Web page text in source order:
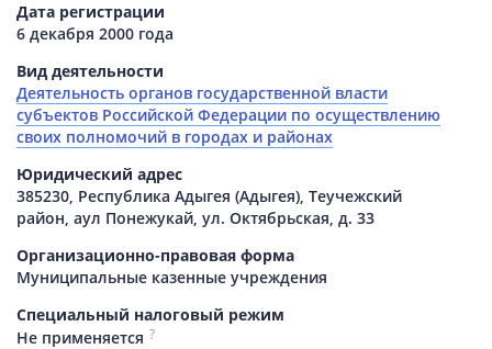
Дата регистрации
6 декабря 2000 года
Вид деятельности
Деятельность органов государственной власти
субъектов Российской Федерации по осуществлению
своих полномочий в городах и районах
Юридический адрес
385230, Республика Адыгея (Адыгея), Теучежский
район, аул Понежукай, ул. Октябрьская, д. 33
Организационно-правовая форма
Муниципальные казенные учреждения
Специальный налоговый режим
Не применяется ?